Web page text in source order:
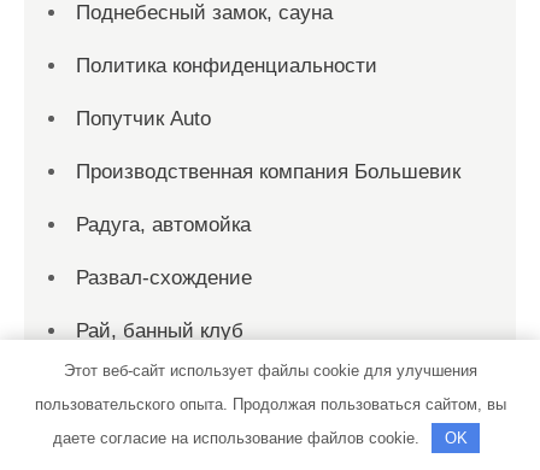
Поднебесный замок, сауна
Политика конфиденциальности
Попутчик Auto
Производственная компания Большевик
Радуга, автомойка
Развал-схождение
Рай, банный клуб
Рандеву, гостиничный комплекс
Регион Опт
Этот веб-сайт использует файлы cookie для улучшения
пользовательского опыта. Продолжая пользоваться сайтом, вы
даете согласие на использование файлов cookie.
OK